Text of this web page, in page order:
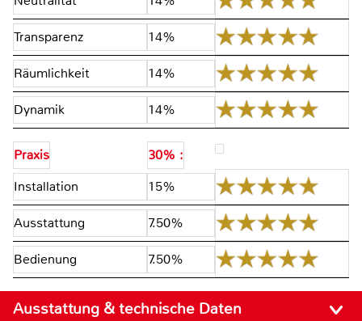
Transparenz 14%
Räumlichkeit 14%
Dynamik 14%
Praxis
30% :
Installation
15%
Ausstattung 7.50%
Bedienung 7.50%
Ausstattung & technische Daten